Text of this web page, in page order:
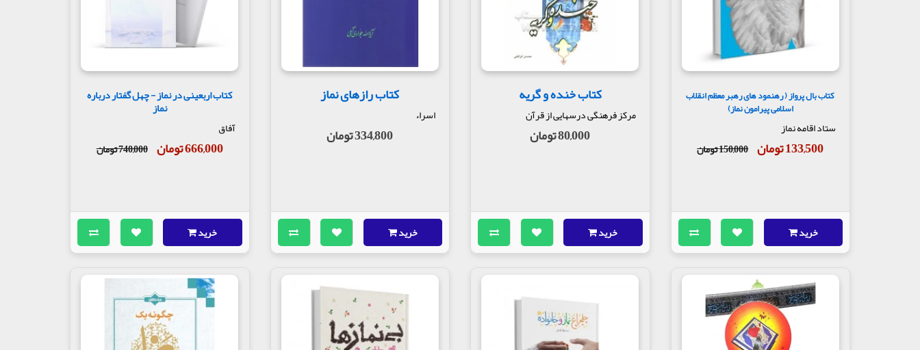
کتاب بال پرواز ( رهنمود های رهبر معظم انقلاب
اسلامی پیرامون نماز)
ستاد اقامه نماز
133,500 تومان 150,000 تومان
خرید
کتاب خنده و گریه
مرکز فرهنگی درسهایی از قرآن
80,000 تومان
خرید
کتاب رازهای نماز
اسراء
334,800 تومان
خرید
کتاب اربعینی در نماز - چهل گفتار درباره
نماز
آفاق
666,000 تومان 740,000 تومان
خرید